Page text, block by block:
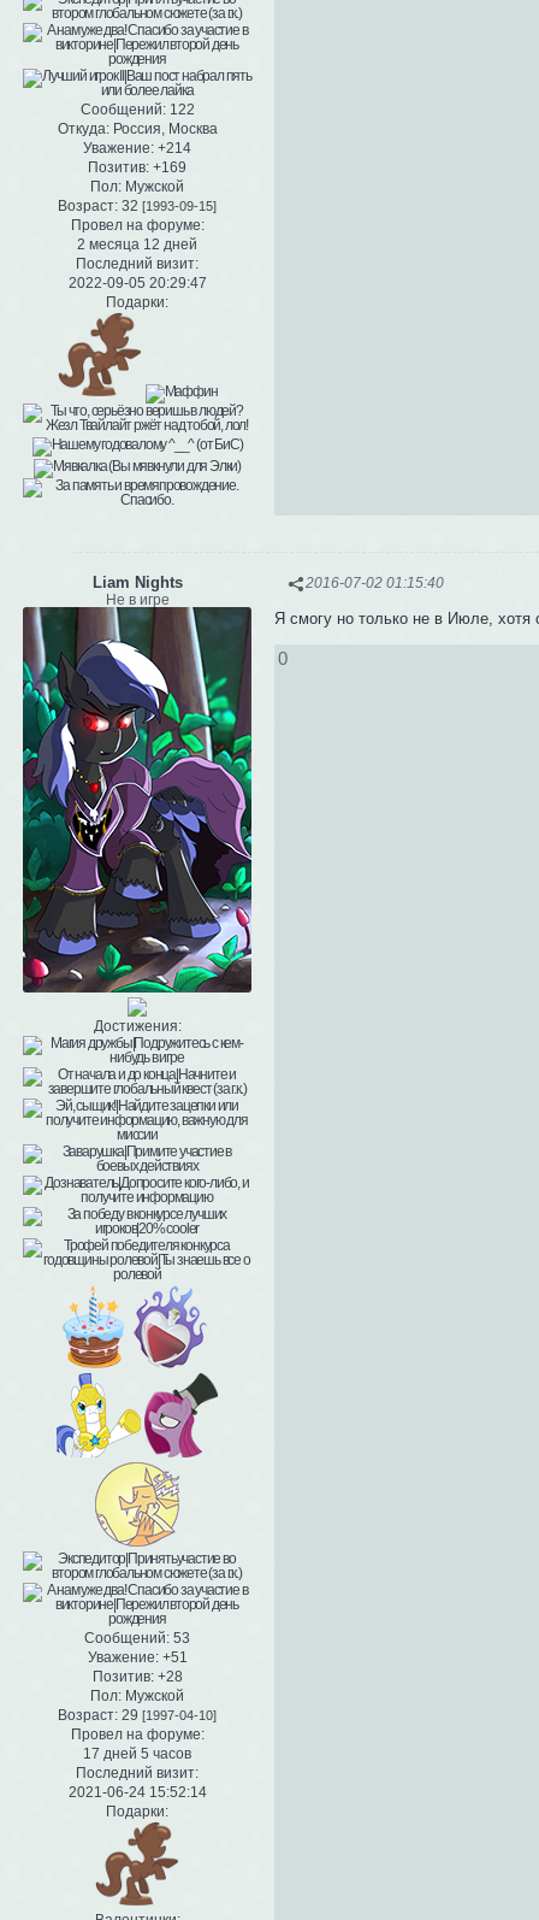
Сообщений:122
Откуда:Россия, Москва
Уважение: +214
Позитив: +169
Пол: Мужской
Возраст: 32 [1993-09-15]
Провел на форуме:
2 месяца 12 дней
Последний визит:
2022-09-05 20:29:47
Подарки:
2016-07-02 01:15:40
Liam Nights
Не в игре
Достижения:
Сообщений: 53
Уважение: +51
Позитив: +28
Пол: Мужской
Возраст: 29 [1997-04-10]
Провел на форуме:
17 дней 5 часов
Последний визит:
2021-06-24 15:52:14
Подарки:
Я смогу но только не в Июле,
0